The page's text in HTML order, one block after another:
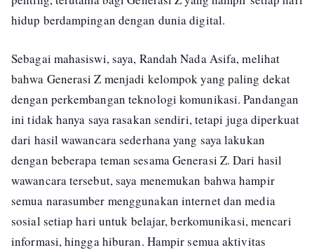
hidup berdampingan dengan dunia digital.
Sebagai mahasiswi, saya, Randah Nada Asifa, melihat
bahwa Generasi Z menjadi kelompok yang paling dekat
dengan perkembangan teknologi komunikasi. Pandangan
ini tidak hanya saya rasakan sendiri, tetapi juga diperkuat
dari hasil wawancara sederhana yang saya lakukan
dengan beberapa teman sesama Generasi Z. Dari hasil
wawancara tersebut, saya menemukan bahwa hampir
semua narasumber menggunakan internet dan media
sosial setiap hari untuk belajar, berkomunikasi, mencari
informasi, hingga hiburan. Hampir semua aktivitas